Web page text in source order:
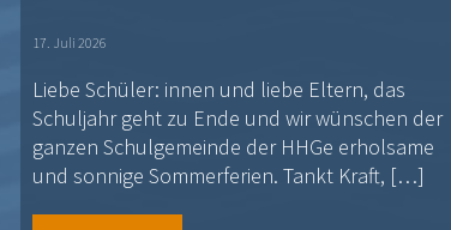
17. Juli 2026
Liebe Schüler: innen und liebe Eltern, das
Schuljahr geht zu Ende und wir wünschen der
ganzen Schulgemeinde der HHGe erholsame
und sonnige Sommerferien. Tankt Kraft, […]